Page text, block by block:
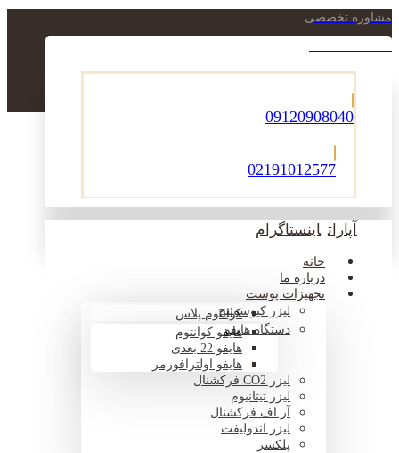
مشاوره تخصصی
09120908040
02191012577
آپارات اینستاگرام
خانه
درباره ما
تجهیزات پوست
لیزر کیوسوئیچکوانتوم پلاس
دستگاه هایفوهایفو کوانتوم
هایفو 22 بعدی
هایفو اولترافورمر
لیزر CO2 فرکشنال
لیزر تیتانیوم
آر اف فرکشنال
لیزر اندولیفت
پلکسر